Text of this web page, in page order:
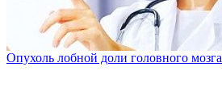
Опухоль лобной доли головного мозга